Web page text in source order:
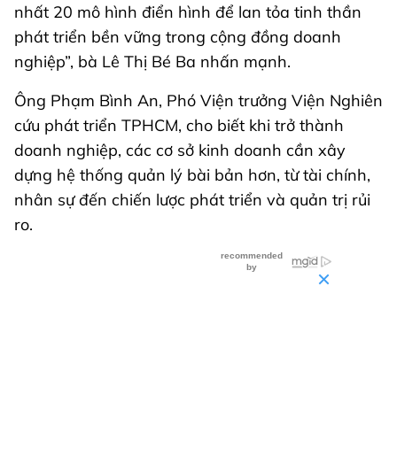
nhất 20 mô hình điển hình để lan tỏa tinh thần
phát triển bền vững trong cộng đồng doanh
nghiệp”, bà Lê Thị Bé Ba nhấn mạnh.
Ông Phạm Bình An, Phó Viện trưởng Viện Nghiên
cứu phát triển TPHCM, cho biết khi trở thành
doanh nghiệp, các cơ sở kinh doanh cần xây
dựng hệ thống quản lý bài bản hơn, từ tài chính,
nhân sự đến chiến lược phát triển và quản trị rủi
ro.